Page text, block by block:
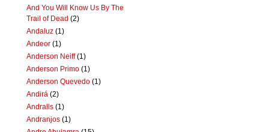
And You Will Know Us By The
Trail of Dead (2)
Andaluz (1)
Andeor (1)
Anderson Neiff (1)
Anderson Primo (1)
Anderson Quevedo (1)
Andirá (2)
Andralls (1)
Andranjos (1)